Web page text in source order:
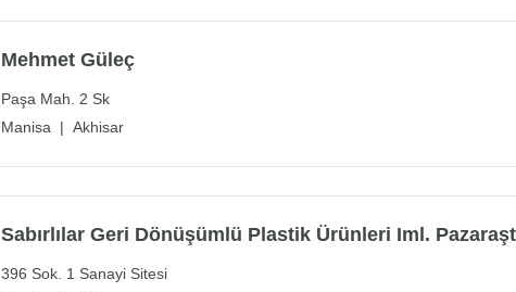
Mehmet Güleç
Paşa Mah. 2 Sk
Manisa | Akhisar
Sabırlılar Geri Dönüşümlü Plastik Ürünleri Iml.
396 Sok. 1 Sanayi Sitesi